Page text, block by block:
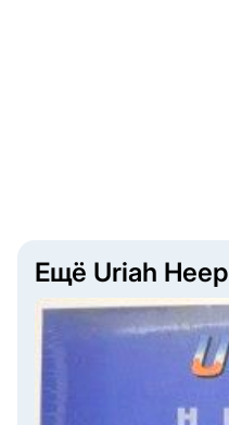
Ещё Uriah Heep